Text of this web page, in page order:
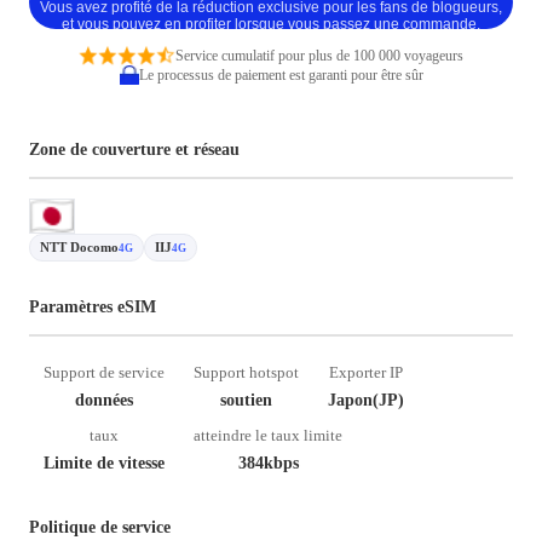
Vous avez profité de la réduction exclusive pour les fans de blogueurs,
et vous pouvez en profiter lorsque vous passez une commande.
Service cumulatif pour plus de 100 000 voyageurs
Le processus de paiement est garanti pour être sûr
Zone de couverture et réseau
NTT Docomo4G IIJ4G
Paramètres eSIM
Support de service
données
Support hotspot
soutien
Exporter IP
Japon(JP)
taux
Limite de vitesse
atteindre le taux limite
384kbps
Politique de service